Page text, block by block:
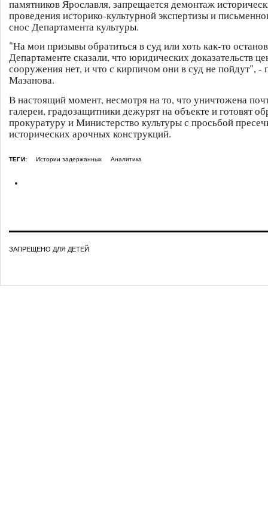
памятников Ярославля, запрещается демонтаж
проведения историко-культурной экспертизы и
снос Департамента культуры.
"На мои призывы обратиться в суд или хоть как-то
Департаменте сказали, что юридических доказательств
сооружения нет, и что с кирпичом они в суд не пойдут", -
Мазанова.
В настоящий момент, несмотря на то, что уничтожена
галереи, градозащитники дежурят на объекте и готовят
прокуратуру и Министерство культуры с просьбой
исторических арочных конструкций.
ТЕГИ: Истории задержанных Аналитика
ЗАПРЕЩЕНО ДЛЯ ДЕТЕЙ